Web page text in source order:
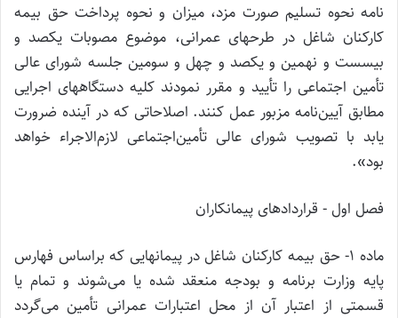
نامه نحوه تسلیم صورت مزد، میزان و نحوه پرداخت حق بیمه
کارکنان شاغل در طرحهای عمرانی، موضوع مصوبات یکصد و
بیسست و نهمین و یکصد و چهل و سومین جلسه شورای عالی
تأمین اجتماعی را تأیید و مقرر نمودند کلیه دستگاههای اجرایی
مطابق آیین‌نامه مزبور عمل کنند. اصلاحاتی که در آینده ضرورت
یابد با تصویب شورای عالی تأمین‌اجتماعی لازم‌الاجراء خواهد
بود».
فصل اول ‌- قراردادهای پیمانکاران
ماده 1‌- حق بیمه کارکنان شاغل در پیمانهایی که براساس فهارس
پایه وزارت برنامه و بودجه منعقد شده یا می‌شوند و تمام یا
قسمتی از اعتبار آن از محل اعتبارات عمرانی تأمین می‌گردد